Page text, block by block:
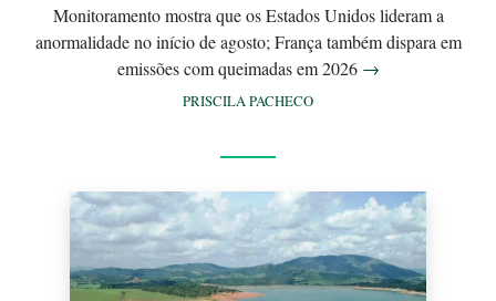
Monitoramento mostra que os Estados Unidos lideram a
anormalidade no início de agosto; França também dispara em
emissões com queimadas em 2026 →
PRISCILA PACHECO